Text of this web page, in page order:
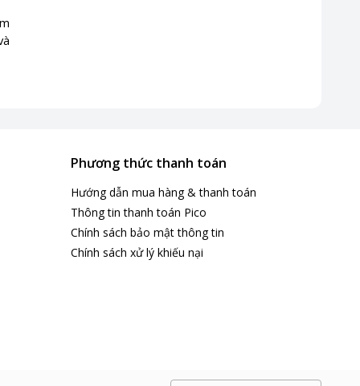
Phương thức thanh toán
Hướng dẫn mua hàng & thanh toán
Thông tin thanh toán Pico
Chính sách bảo mật thông tin
Chính sách xử lý khiếu nại